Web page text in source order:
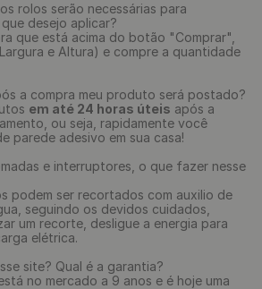
rolos serão necessárias para
desejo aplicar?
que está acima do botão "Comprar",
e Altura) e compre a quantidade
a compra meu produto será postado?
em até 24 horas úteis após a
ou seja, rapidamente você
parede adesivo em sua casa!
e interruptores, o que fazer nesse
podem ser recortados com auxilio de
seguindo os devidos cuidados,
um recorte, desligue a energia para
elétrica.
site? Qual é a garantia?
no mercado a 9 anos e é hoje uma